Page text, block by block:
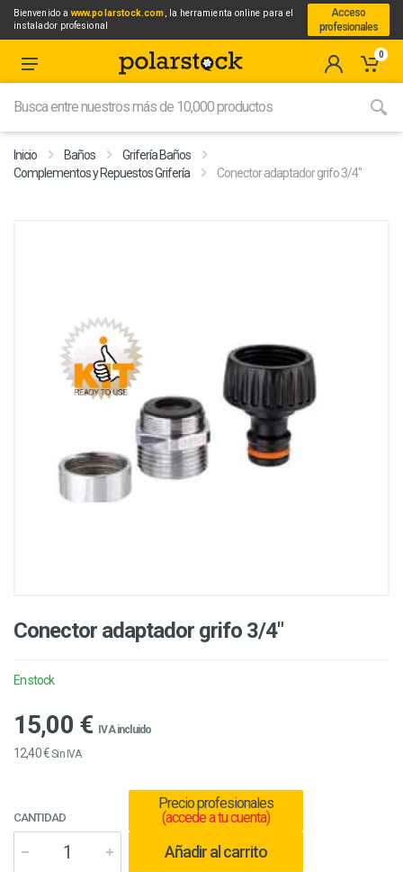
Bienvenido awww.polarstock.com, la herramienta online para el
instalador profesional
Acceso
profesionales
0
Inicio Baños
Grifería Baños
Complementos y Repuestos Grifería
Conector adaptador grifo 3/4"
Conector adaptador grifo 3/4"
En stock
15,00 € IVA incluido
12,40 €Sin IVA
CANTIDAD
Precio profesionales
(accede a tu cuenta)
Añadir al carrito